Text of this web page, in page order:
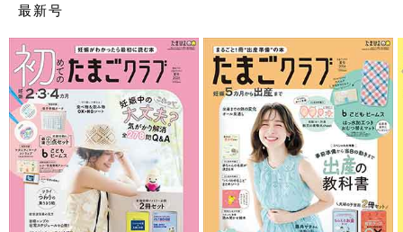
最新号